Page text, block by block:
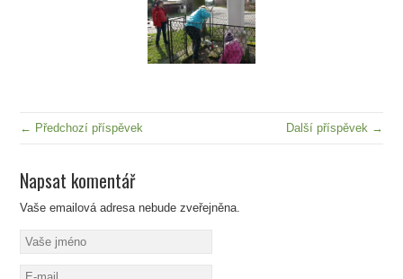
← Předchozí příspěvek Další příspěvek →
Napsat komentář
Vaše emailová adresa nebude zveřejněna.